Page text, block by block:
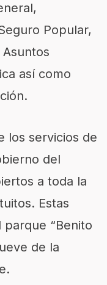
Popular,
así como
los servicios de
del
a toda la
Estas
parque “Benito
de la